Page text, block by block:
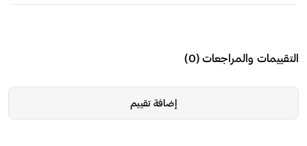
التقييمات والمراجعات(
0
)
إضافة تقييم